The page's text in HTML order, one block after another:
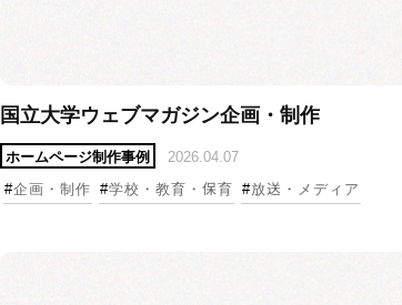
国立大学ウェブマガジン企画・制作
ホームページ制作事例
2026.04.07
#企画・制作 #学校・教育・保育 #放送・メディア